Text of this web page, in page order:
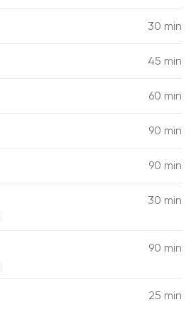
30 min
45 min
60 min
90 min
90 min
30 min
90 min
25 min